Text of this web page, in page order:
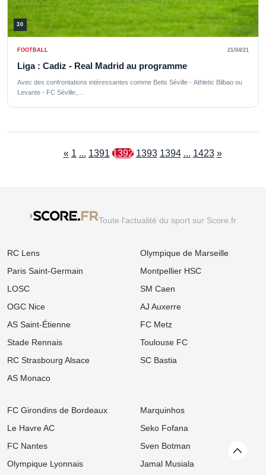
30
FOOTBALL 21/04/21
Liga : Cadiz - Real Madrid au programme
Avec des confrontations intéressantes comme Betis Séville - Athletic Bilbao ou
Levante - FC Séville,…
« 1 ... 1391 1392 1393 1394 ... 1423 »
Toute l'actualité du sport sur Score.fr
RC Lens
Paris Saint-Germain
LOSC
OGC Nice
AS Saint-Étienne
Stade Rennais
RC Strasbourg Alsace
AS Monaco
Olympique de Marseille
Montpellier HSC
SM Caen
AJ Auxerre
FC Metz
Toulouse FC
SC Bastia
FC Girondins de Bordeaux
Le Havre AC
FC Nantes
Olympique Lyonnais
Marquinhos
Seko Fofana
Sven Botman
Jamal Musiala